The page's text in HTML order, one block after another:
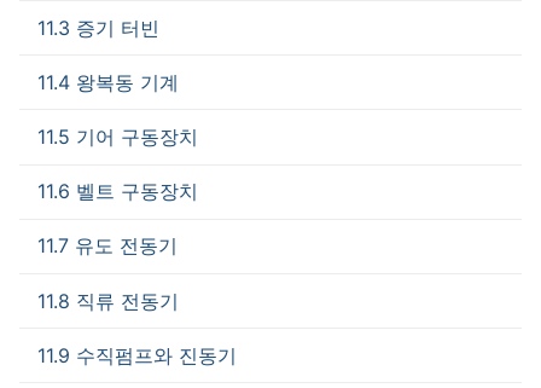
11.3 증기 터빈
11.4 왕복동 기계
11.5 기어 구동장치
11.6 벨트 구동장치
11.7 유도 전동기
11.8 직류 전동기
11.9 수직펌프와 진동기